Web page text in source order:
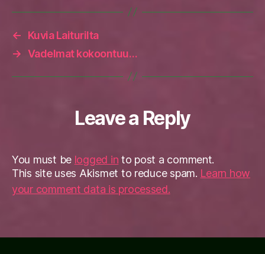
←
Kuvia Laiturilta
→ Vadelmat kokoontuu…
Leave a Reply
You must be logged in to post a comment.
This site uses Akismet to reduce spam. Learn how
your comment data is processed.